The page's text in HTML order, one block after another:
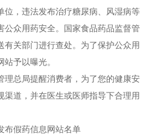
位，违法发布治疗糖尿病、风湿病等
公众用药安全。国家食品药品监督管
有关部门进行查处。为了保护公众用
予以曝光。
理总局提醒消费者，为了您的健康安
渠道，并在医生或医师指导下合理用
布假药信息网站名单